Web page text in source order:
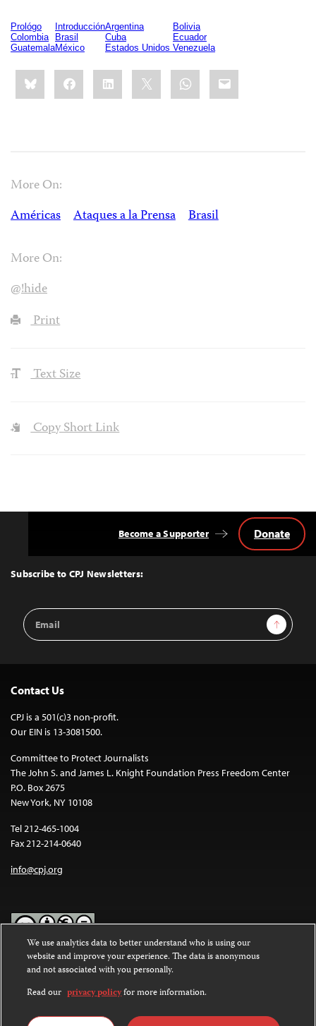
Prológo IntroducciónArgentina
Bolivia
Colombia
Brasil Cuba
Ecuador
GuatemalaMéxico Estados Unidos Venezuela
Share
this:BlueskyFacebookLinkedIn WhatsApp
Email
More On:
Américas
Ataques a la Prensa Brasil
More On:
@!hide
Print
Text Size
Copy Short Link
Top
Subscribe to CPJ Newsletters:
Email
Address
Sign Up
Become a Supporter Donate
Contact Us
CPJ is a 501(c)3 non-profit.
Our EIN is 13-3081500.
Committee to Protect Journalists
The John S. and James L. Knight Foundation Press Freedom Center
P.O. Box 2675
New York, NY 10108
Tel 212-465-1004
Fax 212-214-0640
info@cpj.org
Except where noted, text on this website is licensed under a
Commons Attribution-NonCommercial-NoDerivatives 4.0
International License.
Images and other media are not covered by the Creative Commons
We use analytics data to better understand who is using our
website and improve your experience. The data is anonymous
and not associated with you personally.
Read our privacy policyfor more information.